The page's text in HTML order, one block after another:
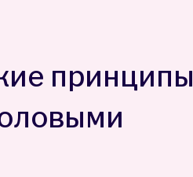
принципы